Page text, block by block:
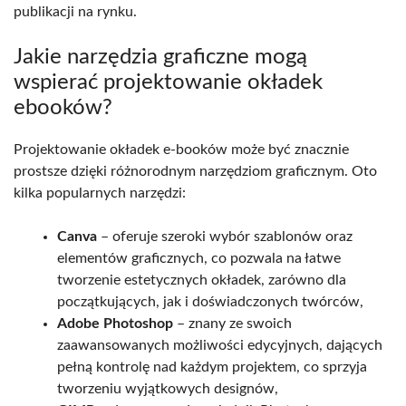
publikacji na rynku.
Jakie narzędzia graficzne mogą
wspierać projektowanie okładek
ebooków?
Projektowanie okładek e-booków może być znacznie
prostsze dzięki różnorodnym narzędziom graficznym. Oto
kilka popularnych narzędzi:
Canva – oferuje szeroki wybór szablonów oraz
elementów graficznych, co pozwala na łatwe
tworzenie estetycznych okładek, zarówno dla
początkujących, jak i doświadczonych twórców,
Adobe Photoshop – znany ze swoich
zaawansowanych możliwości edycyjnych, dających
pełną kontrolę nad każdym projektem, co sprzyja
tworzeniu wyjątkowych designów,